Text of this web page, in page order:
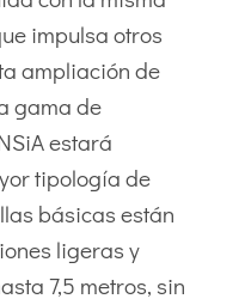
impulsa otros
ampliación de
gama de
estará
tipología de
básicas están
ligeras y
7,5 metros, sin